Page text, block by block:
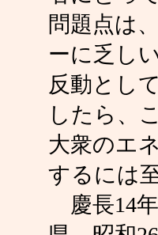
問題点は
ーに乏し
反動とし
したら、
大衆のエ
するには
慶長14年